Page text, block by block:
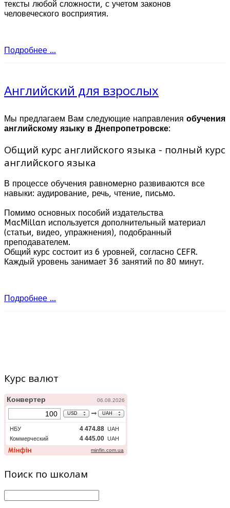
тексты любой сложности, с учетом законов
человеческого восприятия.
Подробнее ...
Английский для взрослых
Мы предлагаем Вам следующие направления обучения
английскому языку в Днепропетровске:
Общий курс английского языка - полный курс
английского языка
В процессе обучения равномерно развиваются все
навыки: аудирование, речь, чтение, письмо.
Помимо основных пособий издательства
MacMillan используется дополнительный материал
(статьи, видео, упражнения), подобранный
преподавателем.
Общий курс состоит из 6 уровней, согласно CEFR.
Каждый уровень занимает 36 занятий по 80 минут.
Подробнее ...
Курс валют
Поиск по школам